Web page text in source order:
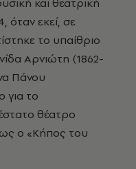
όταν εκεί, σε
το υπαίθριο
Αρνιώτη (1862-
Πάνου
για το
θέατρο
ο «Κήπος του